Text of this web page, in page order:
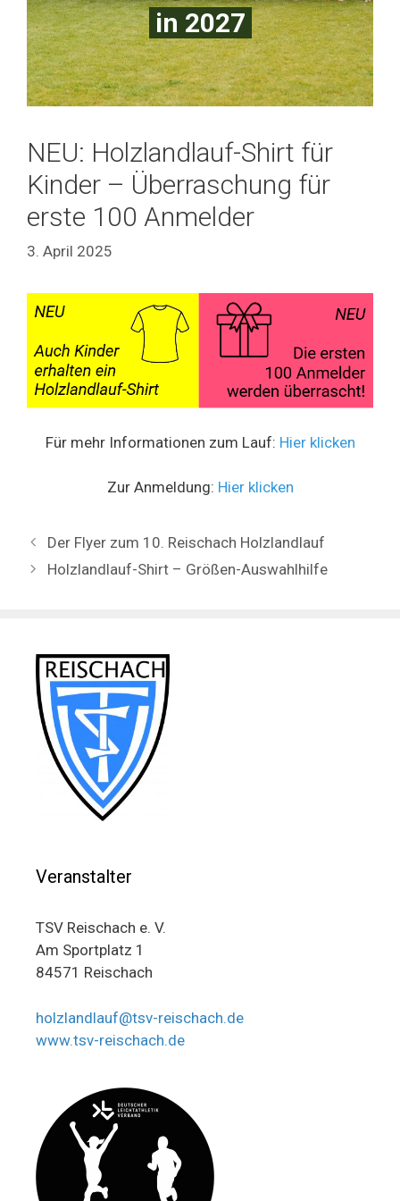
in 2027
NEU: Holzlandlauf-Shirt für
Kinder – Überraschung für
erste 100 Anmelder
3. April 2025
Für mehr Informationen zum Lauf: Hier klicken
Zur Anmeldung: Hier klicken
Der Flyer zum 10. Reischach Holzlandlauf
Holzlandlauf-Shirt – Größen-Auswahlhilfe
Veranstalter
TSV Reischach e. V.
Am Sportplatz 1
84571 Reischach
holzlandlauf@tsv-reischach.de
www.tsv-reischach.de